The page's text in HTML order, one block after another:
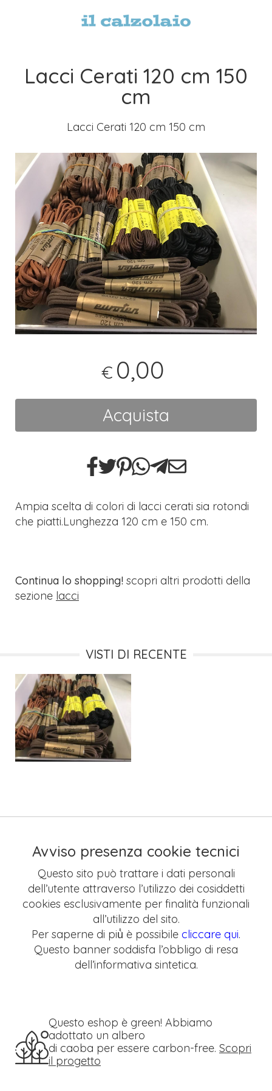
Lacci Cerati 120 cm 150
cm
Lacci Cerati 120 cm 150 cm
€ 0,00
Acquista
Ampia scelta di colori di lacci cerati sia rotondi
che piatti.Lunghezza 120 cm e 150 cm.
Continua lo shopping! scopri altri prodotti della
sezione lacci
VISTI DI RECENTE
Avviso presenza cookie tecnici
Questo sito può trattare i dati personali
dell’utente attraverso l’utilizzo dei cosiddetti
cookies esclusivamente per finalità funzionali
all’utilizzo del sito.
Per saperne di più̀ è possibile cliccare qui.
Questo banner soddisfa l’obbligo di resa
dell’informativa sintetica.
Questo eshop è green! Abbiamo
adottato un albero
di caoba per essere carbon-free. Scopri
il progetto